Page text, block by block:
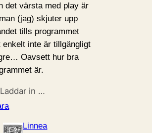
det värsta med play är
(jag) skjuter upp
tills programmet
enkelt inte är tillgängligt
Oavsett hur bra
är.
Laddar in …
Linnea